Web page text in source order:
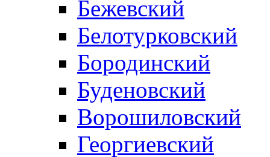
Бежевский
Белотурковский
Бородинский
Буденовский
Ворошиловский
Георгиевский